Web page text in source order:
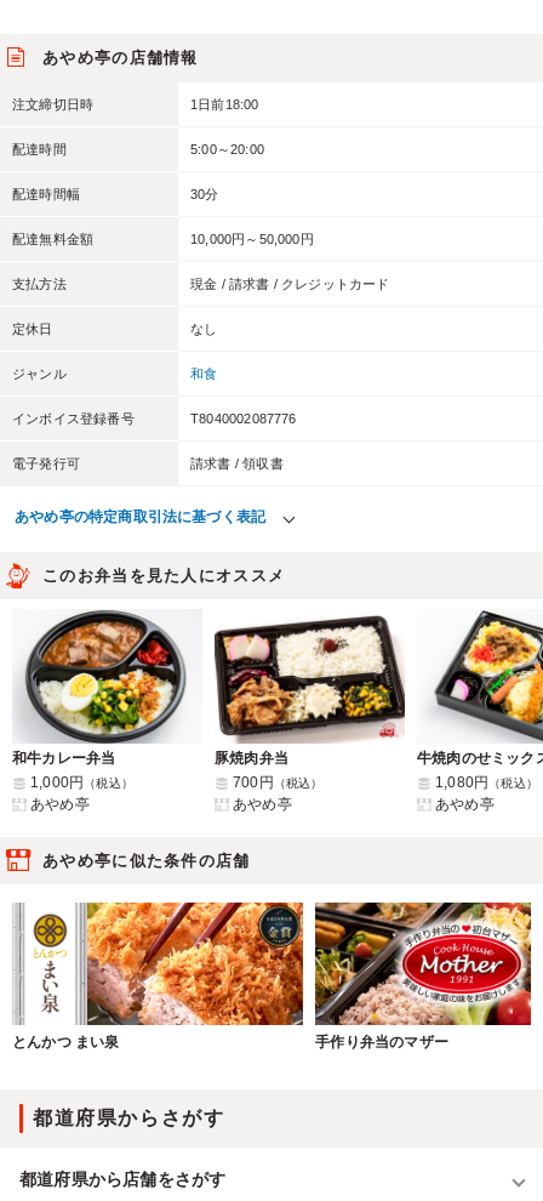
あやめ亭の店舗情報
注文締切日時 1日前18:00
配達時間 5:00～20:00
配達時間幅 30分
配達無料金額 10,000円～50,000円
支払方法 現金 / 請求書 / クレジットカード
定休日 なし
ジャンル 和食
インボイス登録番号 T8040002087776
電子発行可 請求書 / 領収書
あやめ亭の特定商取引法に基づく表記
このお弁当を見た人にオススメ
和牛カレー弁当
1,000円
（税込）
あやめ亭
豚焼肉弁当
700円
（税込）
あやめ亭
1,080円 （税込）
あやめ亭
あやめ亭に似た条件の店舗
とんかつ まい泉 手作り弁当のマザー
都道府県からさがす
都道府県から店舗をさがす